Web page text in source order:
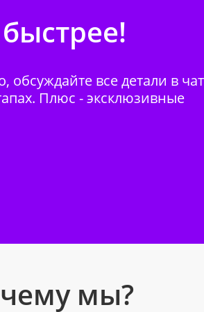
все детали в
Плюс - эксклюзивные
мы?